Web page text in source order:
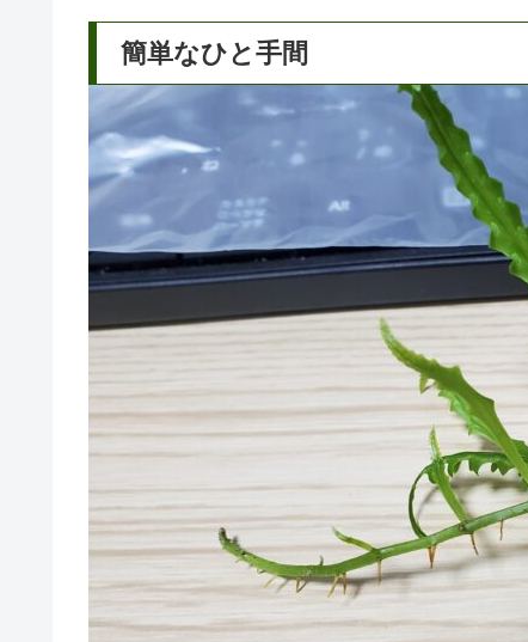
簡単なひと手間